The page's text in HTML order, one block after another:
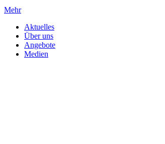
Mehr
Aktuelles
Über uns
Angebote
Medien